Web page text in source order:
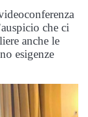
che ci
anche le
esigenze